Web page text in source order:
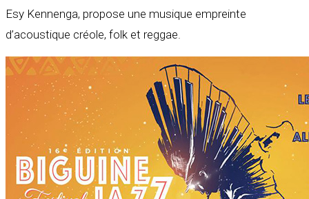
Esy Kennenga, propose une musique empreinte
d’acoustique créole, folk et reggae.